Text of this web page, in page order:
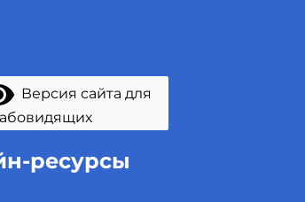
Версия сайта для
ресурсы